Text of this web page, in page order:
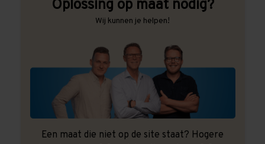
Oplossing op maat nodig?
Wij kunnen je helpen!
Een maat die niet op de site staat? Hogere